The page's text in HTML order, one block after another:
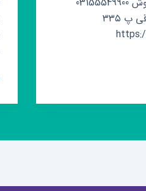
تهران: تهرانپارس خ ۱۹۶ شرقی پ ۳۳۵